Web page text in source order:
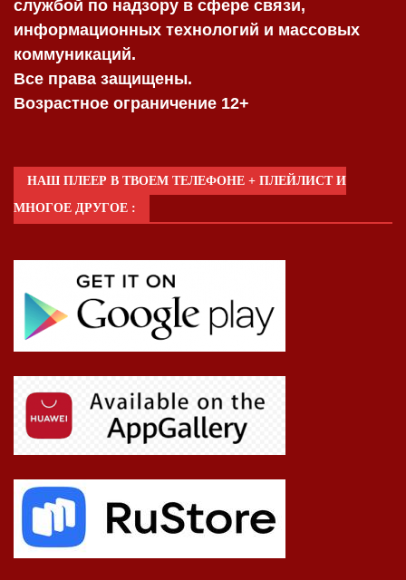
службой по надзору в сфере связи,
информационных технологий и массовых
коммуникаций.
Все права защищены.
Возрастное ограничение 12+
НАШ ПЛЕЕР В ТВОЕМ ТЕЛЕФОНЕ + ПЛЕЙЛИСТ И
МНОГОЕ ДРУГОЕ :